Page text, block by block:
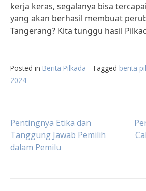
kerja keras, segalanya bisa
yang akan berhasil membuat
Tangerang? Kita tunggu hasil
Posted in Berita Pilkada Tagged berita
2024
Post
navigation
Pentingnya Etika dan
Tanggung Jawab Pemilih
dalam Pemilu